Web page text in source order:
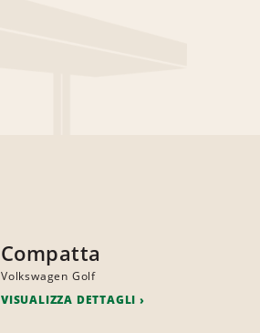
Compatta
Volkswagen Golf
VISUALIZZA DETTAGLI